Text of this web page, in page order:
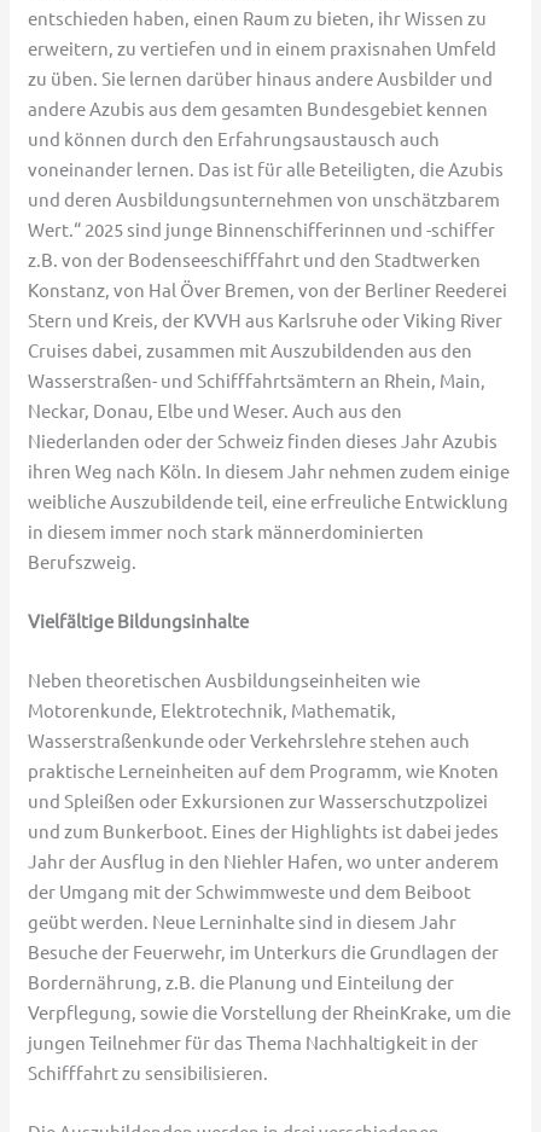
entschieden haben, einen Raum zu bieten, ihr Wissen zu
erweitern, zu vertiefen und in einem praxisnahen Umfeld
zu üben. Sie lernen darüber hinaus andere Ausbilder und
andere Azubis aus dem gesamten Bundesgebiet kennen
und können durch den Erfahrungsaustausch auch
voneinander lernen. Das ist für alle Beteiligten, die Azubis
und deren Ausbildungsunternehmen von unschätzbarem
Wert.“ 2025 sind junge Binnenschifferinnen und -schiffer
z.B. von der Bodenseeschifffahrt und den Stadtwerken
Konstanz, von Hal Över Bremen, von der Berliner Reederei
Stern und Kreis, der KVVH aus Karlsruhe oder Viking River
Cruises dabei, zusammen mit Auszubildenden aus den
Wasserstraßen- und Schifffahrtsämtern an Rhein, Main,
Neckar, Donau, Elbe und Weser. Auch aus den
Niederlanden oder der Schweiz finden dieses Jahr Azubis
ihren Weg nach Köln. In diesem Jahr nehmen zudem einige
weibliche Auszubildende teil, eine erfreuliche Entwicklung
in diesem immer noch stark männerdominierten
Berufszweig.
Vielfältige Bildungsinhalte
Neben theoretischen Ausbildungseinheiten wie
Motorenkunde, Elektrotechnik, Mathematik,
Wasserstraßenkunde oder Verkehrslehre stehen auch
praktische Lerneinheiten auf dem Programm, wie Knoten
und Spleißen oder Exkursionen zur Wasserschutzpolizei
und zum Bunkerboot. Eines der Highlights ist dabei jedes
Jahr der Ausflug in den Niehler Hafen, wo unter anderem
der Umgang mit der Schwimmweste und dem Beiboot
geübt werden. Neue Lerninhalte sind in diesem Jahr
Besuche der Feuerwehr, im Unterkurs die Grundlagen der
Bordernährung, z.B. die Planung und Einteilung der
Verpflegung, sowie die Vorstellung der RheinKrake, um die
jungen Teilnehmer für das Thema Nachhaltigkeit in der
Schifffahrt zu sensibilisieren.